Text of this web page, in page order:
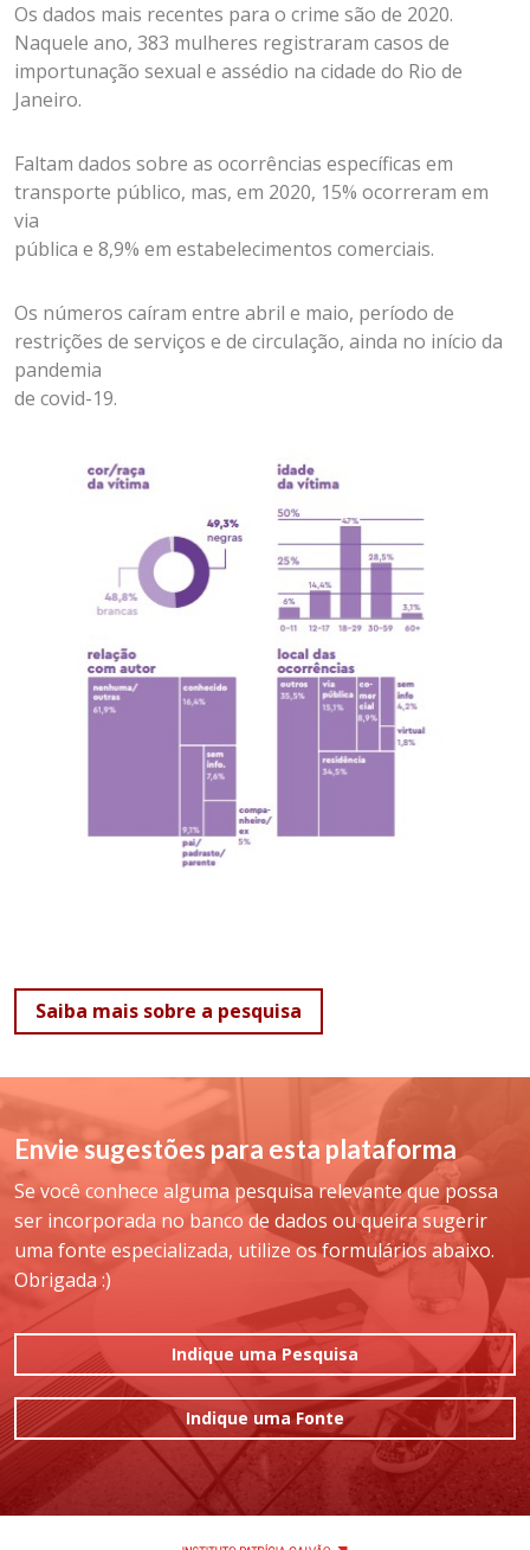
Os dados mais recentes para o crime são de 2020.
Naquele ano, 383 mulheres registraram casos de
importunação sexual e assédio na cidade do Rio de
Janeiro.
Faltam dados sobre as ocorrências específicas em
transporte público, mas, em 2020, 15% ocorreram em
via
pública e 8,9% em estabelecimentos comerciais.
Os números caíram entre abril e maio, período de
restrições de serviços e de circulação, ainda no início da
pandemia
de covid-19.
Saiba mais sobre a pesquisa
Envie sugestões para esta plataforma
Se você conhece alguma pesquisa relevante que possa
ser incorporada no banco de dados ou queira sugerir
uma fonte especializada, utilize os formulários abaixo.
Obrigada :)
Indique uma Pesquisa
Indique uma Fonte